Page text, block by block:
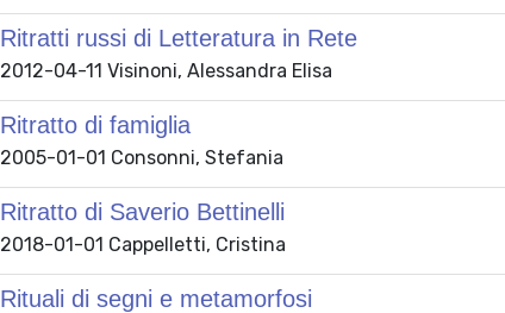
Ritratti russi di Letteratura in Rete
2012-04-11 Visinoni, Alessandra Elisa
Ritratto di famiglia
2005-01-01 Consonni, Stefania
Ritratto di Saverio Bettinelli
2018-01-01 Cappelletti, Cristina
Rituali di segni e metamorfosi